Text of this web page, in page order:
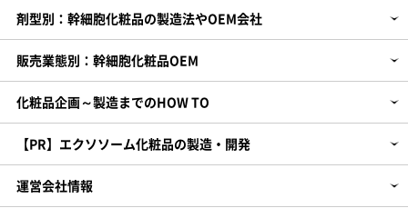
剤型別：幹細胞化粧品の製造法やOEM会社
販売業態別：幹細胞化粧品OEM
化粧品企画～製造までのHOW TO
【PR】エクソソーム化粧品の製造・開発
運営会社情報